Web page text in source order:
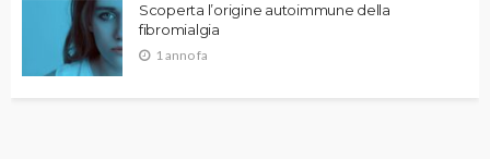
Scoperta l’origine autoimmune della
fibromialgia
1 anno fa